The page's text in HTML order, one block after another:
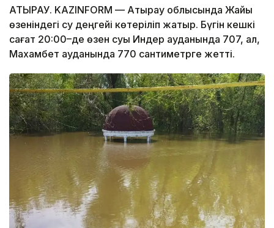
АТЫРАУ. KAZINFORM — Атырау облысында Жайық
өзеніндегі су деңгейі көтеріліп жатыр. Бүгін кешкі
сағат 20:00–де өзен суы Индер ауданында 707, ал,
Махамбет ауданында 770 сантиметрге жетті.